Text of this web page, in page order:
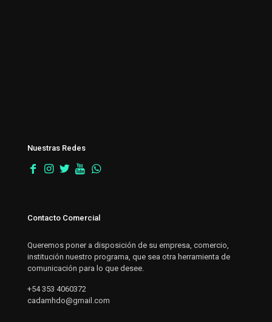
Nuestras Redes
Contacto Comercial
Queremos poner a disposición de su empresa, comercio,
institución nuestro programa, que sea otra herramienta de
comunicación para lo que desee.
+54 353 4060372
cadamhdo@gmail.com